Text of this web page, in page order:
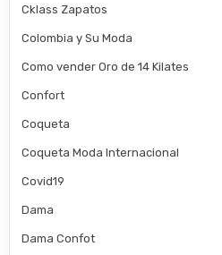
Cklass Zapatos
Colombia y Su Moda
Como vender Oro de 14 Kilates
Confort
Coqueta
Coqueta Moda Internacional
Covid19
Dama
Dama Confot